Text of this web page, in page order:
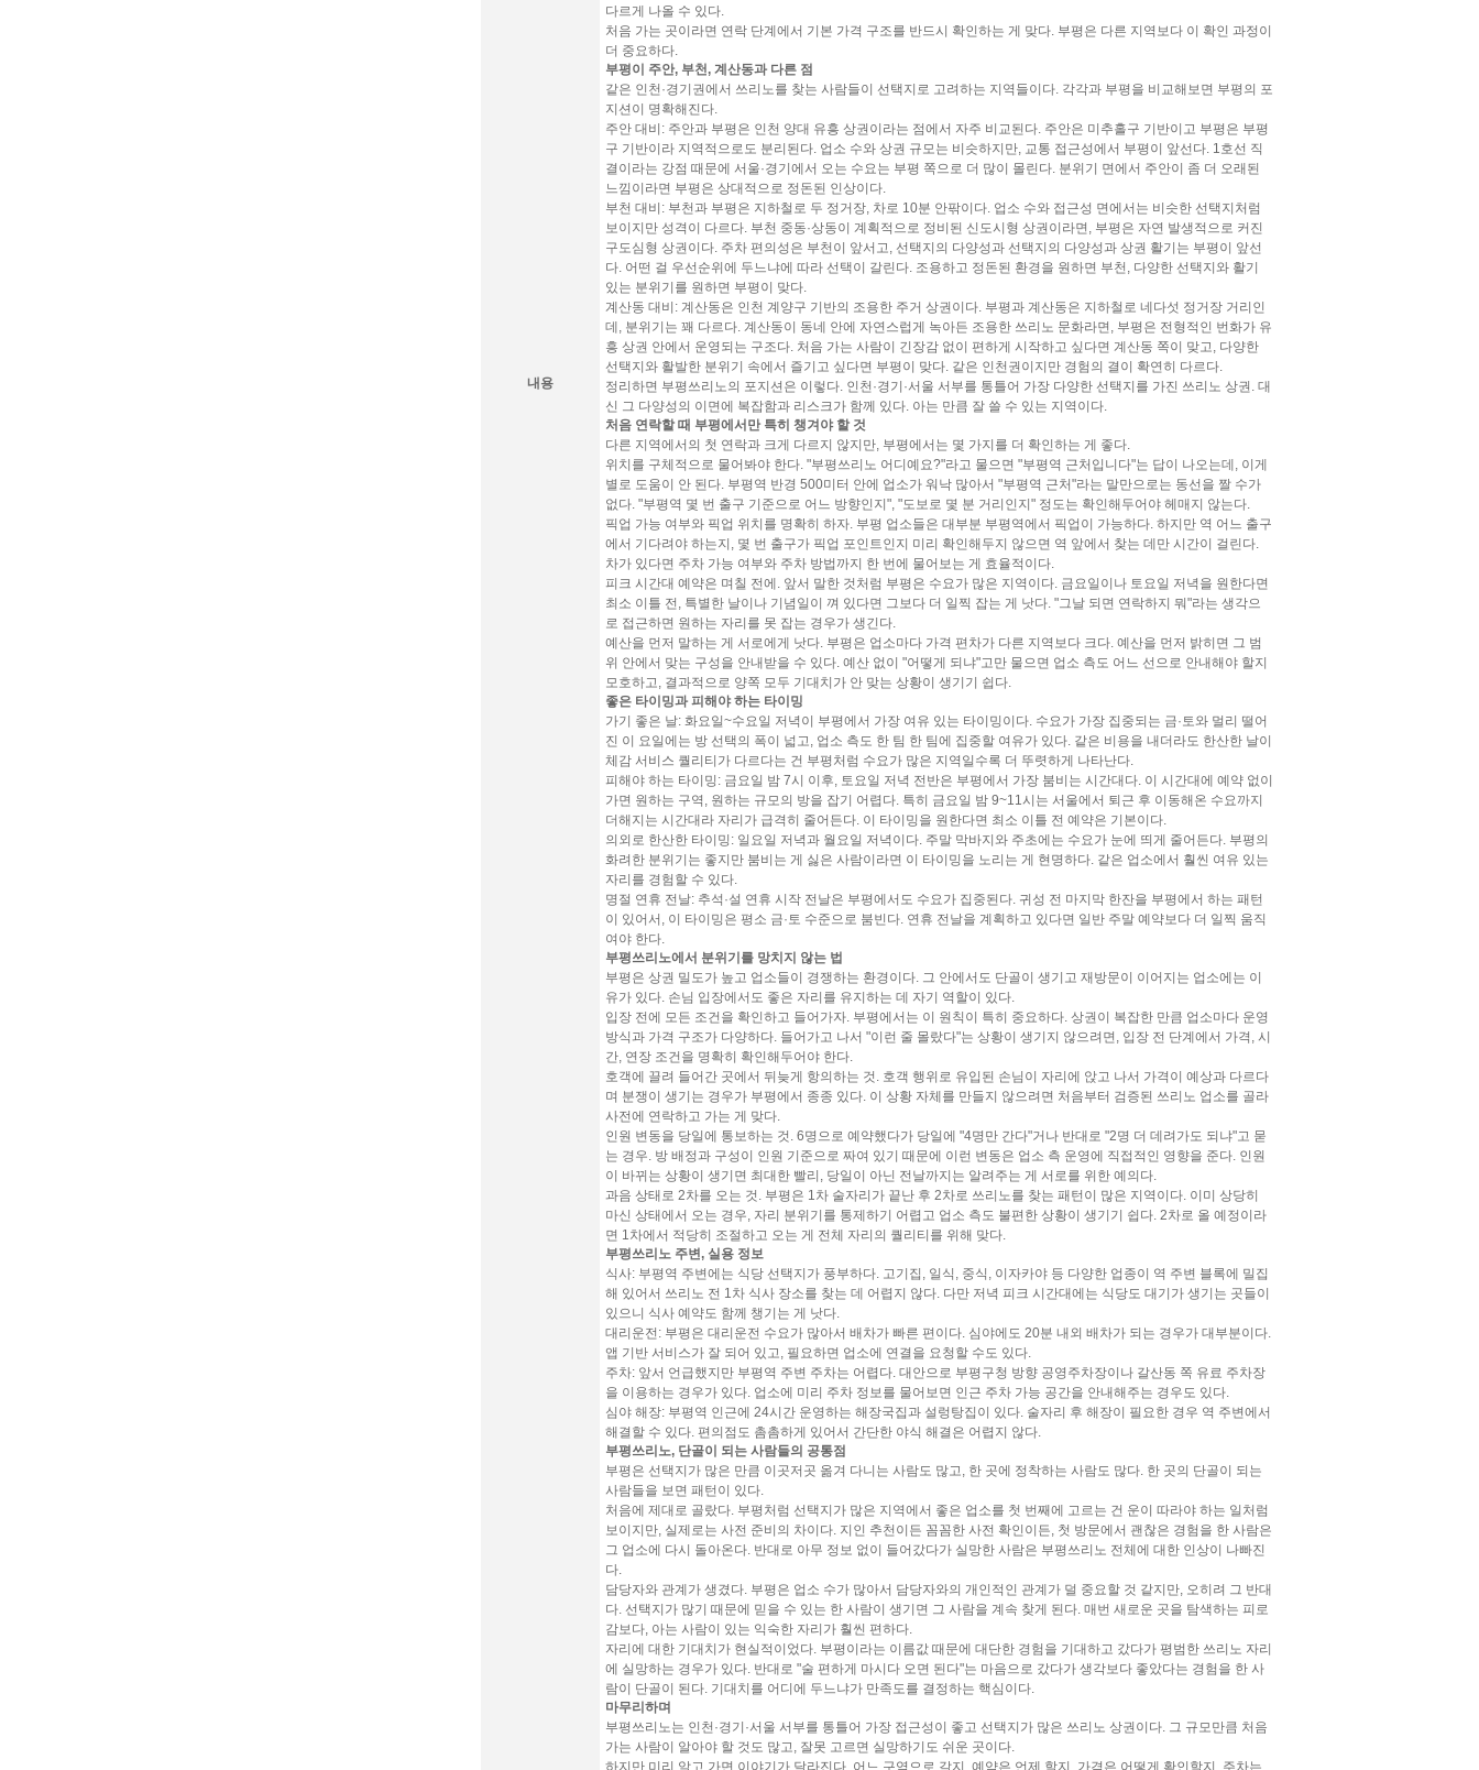
내용
다르게 나올 수 있다.
처음 가는 곳이라면 연락 단계에서 기본 가격 구조를 반드시 확인하는 게 맞다. 부평은 다른 지역보다 이 확인 과정이
더 중요하다.
부평이 주안, 부천, 계산동과 다른 점
같은 인천·경기권에서 쓰리노를 찾는 사람들이 선택지로 고려하는 지역들이다. 각각과 부평을 비교해보면 부평의 포
지션이 명확해진다.
주안 대비: 주안과 부평은 인천 양대 유흥 상권이라는 점에서 자주 비교된다. 주안은 미추홀구 기반이고 부평은 부평
구 기반이라 지역적으로도 분리된다. 업소 수와 상권 규모는 비슷하지만, 교통 접근성에서 부평이 앞선다. 1호선 직
결이라는 강점 때문에 서울·경기에서 오는 수요는 부평 쪽으로 더 많이 몰린다. 분위기 면에서 주안이 좀 더 오래된
느낌이라면 부평은 상대적으로 정돈된 인상이다.
부천 대비: 부천과 부평은 지하철로 두 정거장, 차로 10분 안팎이다. 업소 수와 접근성 면에서는 비슷한 선택지처럼
보이지만 성격이 다르다. 부천 중동·상동이 계획적으로 정비된 신도시형 상권이라면, 부평은 자연 발생적으로 커진
구도심형 상권이다. 주차 편의성은 부천이 앞서고, 선택지의 다양성과 선택지의 다양성과 상권 활기는 부평이 앞선
다. 어떤 걸 우선순위에 두느냐에 따라 선택이 갈린다. 조용하고 정돈된 환경을 원하면 부천, 다양한 선택지와 활기
있는 분위기를 원하면 부평이 맞다.
계산동 대비: 계산동은 인천 계양구 기반의 조용한 주거 상권이다. 부평과 계산동은 지하철로 네다섯 정거장 거리인
데, 분위기는 꽤 다르다. 계산동이 동네 안에 자연스럽게 녹아든 조용한 쓰리노 문화라면, 부평은 전형적인 번화가 유
흥 상권 안에서 운영되는 구조다. 처음 가는 사람이 긴장감 없이 편하게 시작하고 싶다면 계산동 쪽이 맞고, 다양한
선택지와 활발한 분위기 속에서 즐기고 싶다면 부평이 맞다. 같은 인천권이지만 경험의 결이 확연히 다르다.
정리하면 부평쓰리노의 포지션은 이렇다. 인천·경기·서울 서부를 통틀어 가장 다양한 선택지를 가진 쓰리노 상권. 대
신 그 다양성의 이면에 복잡함과 리스크가 함께 있다. 아는 만큼 잘 쓸 수 있는 지역이다.
처음 연락할 때 부평에서만 특히 챙겨야 할 것
다른 지역에서의 첫 연락과 크게 다르지 않지만, 부평에서는 몇 가지를 더 확인하는 게 좋다.
위치를 구체적으로 물어봐야 한다. "부평쓰리노 어디예요?"라고 물으면 "부평역 근처입니다"는 답이 나오는데, 이게
별로 도움이 안 된다. 부평역 반경 500미터 안에 업소가 워낙 많아서 "부평역 근처"라는 말만으로는 동선을 짤 수가
없다. "부평역 몇 번 출구 기준으로 어느 방향인지", "도보로 몇 분 거리인지" 정도는 확인해두어야 헤매지 않는다.
픽업 가능 여부와 픽업 위치를 명확히 하자. 부평 업소들은 대부분 부평역에서 픽업이 가능하다. 하지만 역 어느 출구
에서 기다려야 하는지, 몇 번 출구가 픽업 포인트인지 미리 확인해두지 않으면 역 앞에서 찾는 데만 시간이 걸린다.
차가 있다면 주차 가능 여부와 주차 방법까지 한 번에 물어보는 게 효율적이다.
피크 시간대 예약은 며칠 전에. 앞서 말한 것처럼 부평은 수요가 많은 지역이다. 금요일이나 토요일 저녁을 원한다면
최소 이틀 전, 특별한 날이나 기념일이 껴 있다면 그보다 더 일찍 잡는 게 낫다. "그날 되면 연락하지 뭐"라는 생각으
로 접근하면 원하는 자리를 못 잡는 경우가 생긴다.
예산을 먼저 말하는 게 서로에게 낫다. 부평은 업소마다 가격 편차가 다른 지역보다 크다. 예산을 먼저 밝히면 그 범
위 안에서 맞는 구성을 안내받을 수 있다. 예산 없이 "어떻게 되냐"고만 물으면 업소 측도 어느 선으로 안내해야 할지
모호하고, 결과적으로 양쪽 모두 기대치가 안 맞는 상황이 생기기 쉽다.
좋은 타이밍과 피해야 하는 타이밍
가기 좋은 날: 화요일~수요일 저녁이 부평에서 가장 여유 있는 타이밍이다. 수요가 가장 집중되는 금·토와 멀리 떨어
진 이 요일에는 방 선택의 폭이 넓고, 업소 측도 한 팀 한 팀에 집중할 여유가 있다. 같은 비용을 내더라도 한산한 날이
체감 서비스 퀄리티가 다르다는 건 부평처럼 수요가 많은 지역일수록 더 뚜렷하게 나타난다.
피해야 하는 타이밍: 금요일 밤 7시 이후, 토요일 저녁 전반은 부평에서 가장 붐비는 시간대다. 이 시간대에 예약 없이
가면 원하는 구역, 원하는 규모의 방을 잡기 어렵다. 특히 금요일 밤 9~11시는 서울에서 퇴근 후 이동해온 수요까지
더해지는 시간대라 자리가 급격히 줄어든다. 이 타이밍을 원한다면 최소 이틀 전 예약은 기본이다.
의외로 한산한 타이밍: 일요일 저녁과 월요일 저녁이다. 주말 막바지와 주초에는 수요가 눈에 띄게 줄어든다. 부평의
화려한 분위기는 좋지만 붐비는 게 싫은 사람이라면 이 타이밍을 노리는 게 현명하다. 같은 업소에서 훨씬 여유 있는
자리를 경험할 수 있다.
명절 연휴 전날: 추석·설 연휴 시작 전날은 부평에서도 수요가 집중된다. 귀성 전 마지막 한잔을 부평에서 하는 패턴
이 있어서, 이 타이밍은 평소 금·토 수준으로 붐빈다. 연휴 전날을 계획하고 있다면 일반 주말 예약보다 더 일찍 움직
여야 한다.
부평쓰리노에서 분위기를 망치지 않는 법
부평은 상권 밀도가 높고 업소들이 경쟁하는 환경이다. 그 안에서도 단골이 생기고 재방문이 이어지는 업소에는 이
유가 있다. 손님 입장에서도 좋은 자리를 유지하는 데 자기 역할이 있다.
입장 전에 모든 조건을 확인하고 들어가자. 부평에서는 이 원칙이 특히 중요하다. 상권이 복잡한 만큼 업소마다 운영
방식과 가격 구조가 다양하다. 들어가고 나서 "이런 줄 몰랐다"는 상황이 생기지 않으려면, 입장 전 단계에서 가격, 시
간, 연장 조건을 명확히 확인해두어야 한다.
호객에 끌려 들어간 곳에서 뒤늦게 항의하는 것. 호객 행위로 유입된 손님이 자리에 앉고 나서 가격이 예상과 다르다
며 분쟁이 생기는 경우가 부평에서 종종 있다. 이 상황 자체를 만들지 않으려면 처음부터 검증된 쓰리노 업소를 골라
사전에 연락하고 가는 게 맞다.
인원 변동을 당일에 통보하는 것. 6명으로 예약했다가 당일에 "4명만 간다"거나 반대로 "2명 더 데려가도 되냐"고 묻
는 경우. 방 배정과 구성이 인원 기준으로 짜여 있기 때문에 이런 변동은 업소 측 운영에 직접적인 영향을 준다. 인원
이 바뀌는 상황이 생기면 최대한 빨리, 당일이 아닌 전날까지는 알려주는 게 서로를 위한 예의다.
과음 상태로 2차를 오는 것. 부평은 1차 술자리가 끝난 후 2차로 쓰리노를 찾는 패턴이 많은 지역이다. 이미 상당히
마신 상태에서 오는 경우, 자리 분위기를 통제하기 어렵고 업소 측도 불편한 상황이 생기기 쉽다. 2차로 올 예정이라
면 1차에서 적당히 조절하고 오는 게 전체 자리의 퀄리티를 위해 맞다.
부평쓰리노 주변, 실용 정보
식사: 부평역 주변에는 식당 선택지가 풍부하다. 고기집, 일식, 중식, 이자카야 등 다양한 업종이 역 주변 블록에 밀집
해 있어서 쓰리노 전 1차 식사 장소를 찾는 데 어렵지 않다. 다만 저녁 피크 시간대에는 식당도 대기가 생기는 곳들이
있으니 식사 예약도 함께 챙기는 게 낫다.
대리운전: 부평은 대리운전 수요가 많아서 배차가 빠른 편이다. 심야에도 20분 내외 배차가 되는 경우가 대부분이다.
앱 기반 서비스가 잘 되어 있고, 필요하면 업소에 연결을 요청할 수도 있다.
주차: 앞서 언급했지만 부평역 주변 주차는 어렵다. 대안으로 부평구청 방향 공영주차장이나 갈산동 쪽 유료 주차장
을 이용하는 경우가 있다. 업소에 미리 주차 정보를 물어보면 인근 주차 가능 공간을 안내해주는 경우도 있다.
심야 해장: 부평역 인근에 24시간 운영하는 해장국집과 설렁탕집이 있다. 술자리 후 해장이 필요한 경우 역 주변에서
해결할 수 있다. 편의점도 촘촘하게 있어서 간단한 야식 해결은 어렵지 않다.
부평쓰리노, 단골이 되는 사람들의 공통점
부평은 선택지가 많은 만큼 이곳저곳 옮겨 다니는 사람도 많고, 한 곳에 정착하는 사람도 많다. 한 곳의 단골이 되는
사람들을 보면 패턴이 있다.
처음에 제대로 골랐다. 부평처럼 선택지가 많은 지역에서 좋은 업소를 첫 번째에 고르는 건 운이 따라야 하는 일처럼
보이지만, 실제로는 사전 준비의 차이다. 지인 추천이든 꼼꼼한 사전 확인이든, 첫 방문에서 괜찮은 경험을 한 사람은
그 업소에 다시 돌아온다. 반대로 아무 정보 없이 들어갔다가 실망한 사람은 부평쓰리노 전체에 대한 인상이 나빠진
다.
담당자와 관계가 생겼다. 부평은 업소 수가 많아서 담당자와의 개인적인 관계가 덜 중요할 것 같지만, 오히려 그 반대
다. 선택지가 많기 때문에 믿을 수 있는 한 사람이 생기면 그 사람을 계속 찾게 된다. 매번 새로운 곳을 탐색하는 피로
감보다, 아는 사람이 있는 익숙한 자리가 훨씬 편하다.
자리에 대한 기대치가 현실적이었다. 부평이라는 이름값 때문에 대단한 경험을 기대하고 갔다가 평범한 쓰리노 자리
에 실망하는 경우가 있다. 반대로 "술 편하게 마시다 오면 된다"는 마음으로 갔다가 생각보다 좋았다는 경험을 한 사
람이 단골이 된다. 기대치를 어디에 두느냐가 만족도를 결정하는 핵심이다.
마무리하며
부평쓰리노는 인천·경기·서울 서부를 통틀어 가장 접근성이 좋고 선택지가 많은 쓰리노 상권이다. 그 규모만큼 처음
가는 사람이 알아야 할 것도 많고, 잘못 고르면 실망하기도 쉬운 곳이다.
하지만 미리 알고 가면 이야기가 달라진다. 어느 구역으로 갈지, 예약은 언제 할지, 가격은 어떻게 확인할지, 주차는